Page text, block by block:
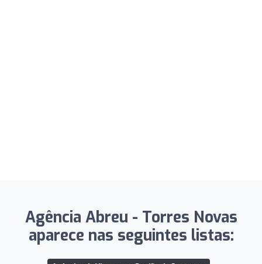
Agência Abreu - Torres Novas
aparece nas seguintes listas: